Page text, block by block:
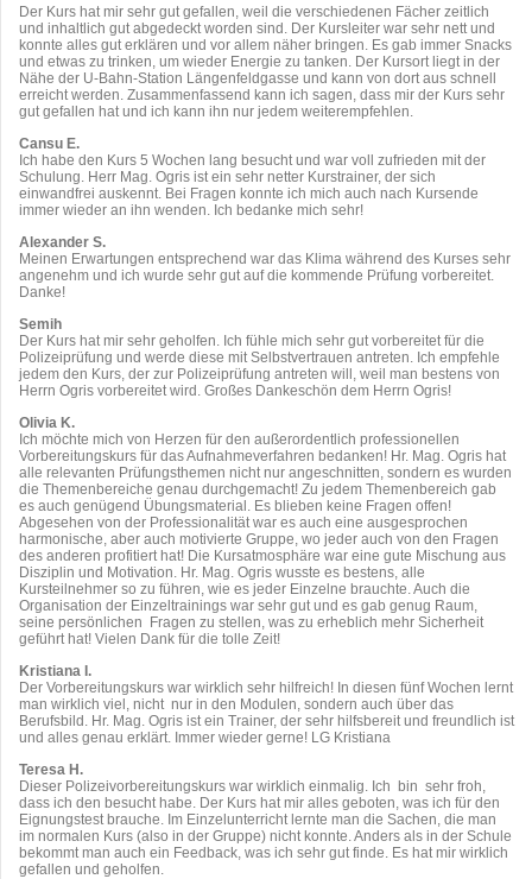
Der Kurs hat mir sehr gut gefallen, weil die verschiedenen Fächer zeitlich
und inhaltlich gut abgedeckt worden sind. Der Kursleiter war sehr nett und
konnte alles gut erklären und vor allem näher bringen. Es gab immer Snacks
und etwas zu trinken, um wieder Energie zu tanken. Der Kursort liegt in der
Nähe der U-Bahn-Station Längenfeldgasse und kann von dort aus schnell
erreicht werden. Zusammenfassend kann ich sagen, dass mir der Kurs sehr
gut gefallen hat und ich kann ihn nur jedem weiterempfehlen.
Cansu E.
Ich habe den Kurs 5 Wochen lang besucht und war voll zufrieden mit der
Schulung. Herr Mag. Ogris ist ein sehr netter Kurstrainer, der sich
einwandfrei auskennt. Bei Fragen konnte ich mich auch nach Kursende
immer wieder an ihn wenden. Ich bedanke mich sehr!
Alexander S.
Meinen Erwartungen entsprechend war das Klima während des Kurses sehr
angenehm und ich wurde sehr gut auf die kommende Prüfung vorbereitet.
Danke!
Semih
Der Kurs hat mir sehr geholfen. Ich fühle mich sehr gut vorbereitet für die
Polizeiprüfung und werde diese mit Selbstvertrauen antreten. Ich empfehle
jedem den Kurs, der zur Polizeiprüfung antreten will, weil man bestens von
Herrn Ogris vorbereitet wird. Großes Dankeschön dem Herrn Ogris!
Olivia K.
Ich möchte mich von Herzen für den außerordentlich professionellen
Vorbereitungskurs für das Aufnahmeverfahren bedanken! Hr. Mag. Ogris hat
alle relevanten Prüfungsthemen nicht nur angeschnitten, sondern es wurden
die Themenbereiche genau durchgemacht! Zu jedem Themenbereich gab
es auch genügend Übungsmaterial. Es blieben keine Fragen offen!
Abgesehen von der Professionalität war es auch eine ausgesprochen
harmonische, aber auch motivierte Gruppe, wo jeder auch von den Fragen
des anderen profitiert hat! Die Kursatmosphäre war eine gute Mischung aus
Disziplin und Motivation. Hr. Mag. Ogris wusste es bestens, alle
Kursteilnehmer so zu führen, wie es jeder Einzelne brauchte. Auch die
Organisation der Einzeltrainings war sehr gut und es gab genug Raum,
seine persönlichen Fragen zu stellen, was zu erheblich mehr Sicherheit
geführt hat! Vielen Dank für die tolle Zeit!
Kristiana I.
Der Vorbereitungskurs war wirklich sehr hilfreich! In diesen fünf Wochen lernt
man wirklich viel, nicht nur in den Modulen, sondern auch über das
Berufsbild. Hr. Mag. Ogris ist ein Trainer, der sehr hilfsbereit und freundlich ist
und alles genau erklärt. Immer wieder gerne! LG Kristiana
Teresa H.
Dieser Polizeivorbereitungskurs war wirklich einmalig. Ich bin sehr froh,
dass ich den besucht habe. Der Kurs hat mir alles geboten, was ich für den
Eignungstest brauche. Im Einzelunterricht lernte man die Sachen, die man
im normalen Kurs (also in der Gruppe) nicht konnte. Anders als in der Schule
bekommt man auch ein Feedback, was ich sehr gut finde. Es hat mir wirklich
gefallen und geholfen.